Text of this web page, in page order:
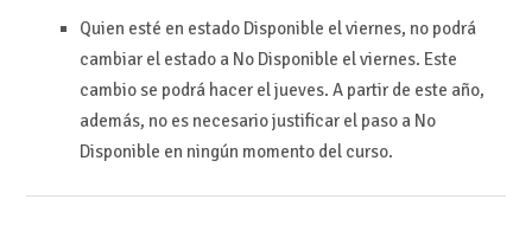
Quien esté en estado Disponible el viernes, no podrá
cambiar el estado a No Disponible el viernes. Este
cambio se podrá hacer el jueves. A partir de este año,
además, no es necesario justificar el paso a No
Disponible en ningún momento del curso.